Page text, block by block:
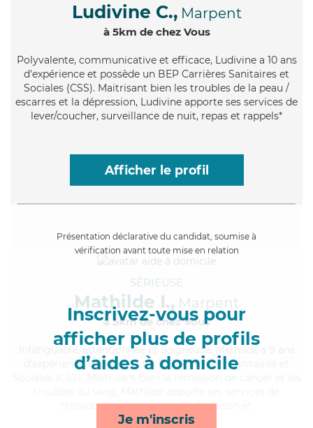
Ludivine C., Marpent
à 5km de chez Vous
Polyvalente, communicative et efficace, Ludivine a 10 ans
d'expérience et possède un BEP Carrières Sanitaires et
Sociales (CSS). Maitrisant bien les troubles de la peau /
escarres et la dépression, Ludivine apporte ses services de
lever/coucher, surveillance de nuit, repas et rappels*
Afficher le profil
Présentation déclarative du candidat, soumise à
vérification avant toute mise en relation
Inscrivez-vous pour
afficher plus de profils
d’aides à domicile
Je m'inscris
SÉRIEUSE
Mathilde I., Marpent
à 5km de chez Vous
, attentionnée et soigneuse, Mathilde a 9 ans
d'expérience et possède un BEP Carrières Sanitaires et
transports, rappels, courses/livraison et
surveillance de nuit*